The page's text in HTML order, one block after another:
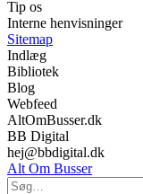
Tip os
Interne henvisninger
Sitemap
Indlæg
Bibliotek
Blog
Webfeed
AltOmBusser.dk
BB Digital
hej@bbdigital.dk
Alt Om Busser